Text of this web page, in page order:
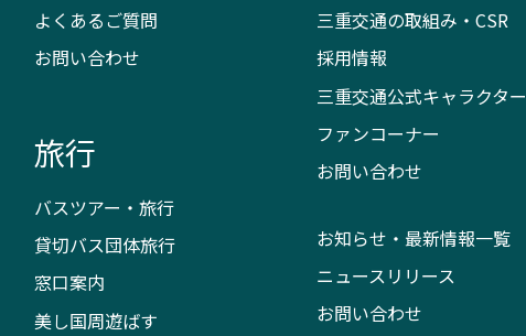
よくあるご質問
お問い合わせ
旅行
バスツアー・旅行
貸切バス団体旅行
窓口案内
美し国周遊ばす
三重交通の取組み・CSR
採用情報
三重交通公式キャラクター
ファンコーナー
お問い合わせ
お知らせ・最新情報一覧
ニュースリリース
お問い合わせ